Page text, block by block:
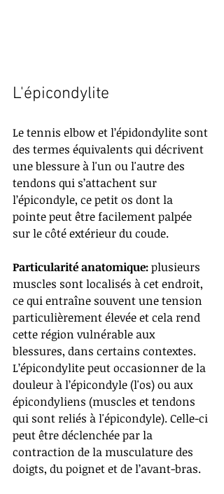
L'épicondylite
Le tennis elbow et l’épidondylite sont
des termes équivalents qui décrivent
une blessure à l'un ou l'autre des
tendons qui s’attachent sur
l’épicondyle, ce petit os dont la
pointe peut être facilement palpée
sur le côté extérieur du coude.
Particularité anatomique: plusieurs
muscles sont localisés à cet endroit,
ce qui entraîne souvent une tension
particulièrement élevée et cela rend
cette région vulnérable aux
blessures, dans certains contextes.
L’épicondylite peut occasionner de la
douleur à l’épicondyle (l'os) ou aux
épicondyliens (muscles et tendons
qui sont reliés à l'épicondyle). Celle-ci
peut être déclenchée par la
contraction de la musculature des
doigts, du poignet et de l’avant-bras.